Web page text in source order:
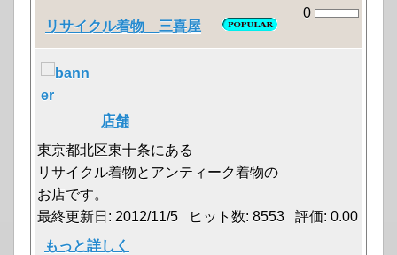
リサイクル着物 三喜屋
0
店舗
東京都北区東十条にある
リサイクル着物とアンティーク着物の
お店です。
最終更新日: 2012/11/5 ヒット数: 8553 評価: 0.00
もっと詳しく